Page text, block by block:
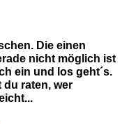
Die einen
nicht möglich ist
ein und los geht´s.
du raten, wer